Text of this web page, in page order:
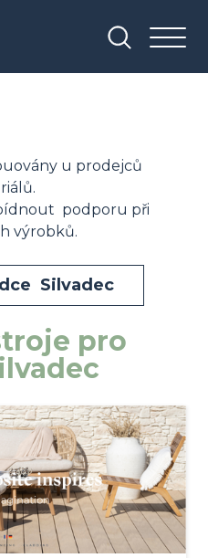
u prodejců
podporu při
výrobků.
Silvadec
pro